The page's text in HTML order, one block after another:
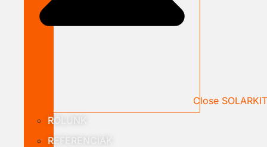
Close SOLARKIT
RÓLUNK
REFERENCIÁK